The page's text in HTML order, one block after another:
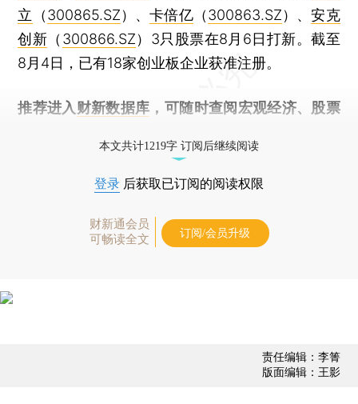
立 （300865.SZ）、卡倍亿（300863.SZ）、安克
创新 （ 300866.SZ）3只股票在8月6日打新。截至
8月4日，已有18家创业板企业获准注册。
推荐进入 财新数据库 ，可随时查阅宏观经济、股票
本文共计1219字 订阅后继续阅读
登录 后获取已订阅的阅读权限
财新通会员
可畅读全文
订阅/会员升级
责任编辑：李箐
版面编辑：王影